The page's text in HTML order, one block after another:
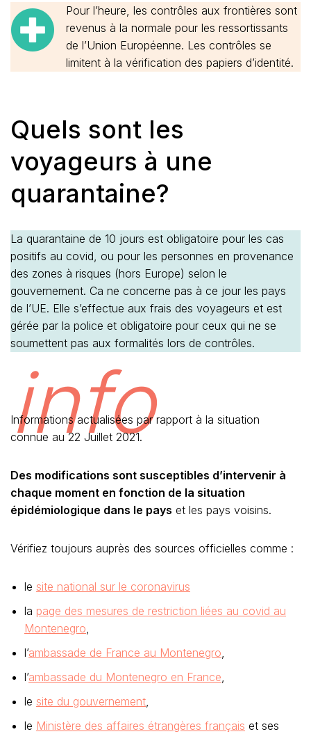
Pour l’heure, les contrôles aux frontières sont
revenus à la normale pour les ressortissants
de l’Union Européenne. Les contrôles se
limitent à la vérification des papiers d’identité.
Quels sont les
voyageurs à une
quarantaine?
La quarantaine de 10 jours est obligatoire pour les cas
positifs au covid, ou pour les personnes en provenance
des zones à risques (hors Europe) selon le
gouvernement. Ca ne concerne pas à ce jour les pays
de l’UE. Elle s’effectue aux frais des voyageurs et est
gérée par la police et obligatoire pour ceux qui ne se
soumettent pas aux formalités lors de contrôles.
info
Informations actualisées par rapport à la situation
connue au 22 Juillet 2021.
Des modifications sont susceptibles d’intervenir à
chaque moment en fonction de la situation
épidémiologique dans le pays et les pays voisins.
Vérifiez toujours auprès des sources officielles comme :
le site national sur le coronavirus
la page des mesures de restriction liées au covid au
Montenegro
l’ambassade de France au Montenegro
l’ambassade du Montenegro en France
le site du gouvernement
le Ministère des affaires étrangères français et ses